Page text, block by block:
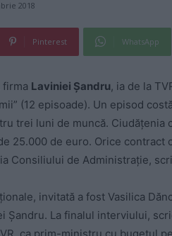
2018
Pinterest WhatsApp
firma Laviniei Şandru, ia de la
(12 episoade). Un episod
trei luni de muncă. Ciudăţenia
25.000 de euro. Orice contract
Consiliului de Administraţie,
invitată a fost Vasilica
Şandru. La finalul interviului,